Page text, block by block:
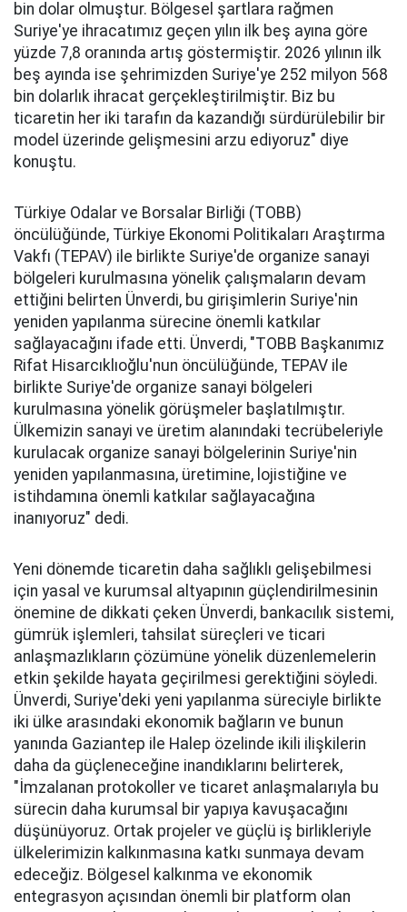
bin dolar olmuştur. Bölgesel şartlara rağmen
Suriye'ye ihracatımız geçen yılın ilk beş ayına göre
yüzde 7,8 oranında artış göstermiştir. 2026 yılının ilk
beş ayında ise şehrimizden Suriye'ye 252 milyon 568
bin dolarlık ihracat gerçekleştirilmiştir. Biz bu
ticaretin her iki tarafın da kazandığı sürdürülebilir bir
model üzerinde gelişmesini arzu ediyoruz" diye
konuştu.
Türkiye Odalar ve Borsalar Birliği (TOBB)
öncülüğünde, Türkiye Ekonomi Politikaları Araştırma
Vakfı (TEPAV) ile birlikte Suriye'de organize sanayi
bölgeleri kurulmasına yönelik çalışmaların devam
ettiğini belirten Ünverdi, bu girişimlerin Suriye'nin
yeniden yapılanma sürecine önemli katkılar
sağlayacağını ifade etti. Ünverdi, "TOBB Başkanımız
Rifat Hisarcıklıoğlu'nun öncülüğünde, TEPAV ile
birlikte Suriye'de organize sanayi bölgeleri
kurulmasına yönelik görüşmeler başlatılmıştır.
Ülkemizin sanayi ve üretim alanındaki tecrübeleriyle
kurulacak organize sanayi bölgelerinin Suriye'nin
yeniden yapılanmasına, üretimine, lojistiğine ve
istihdamına önemli katkılar sağlayacağına
inanıyoruz" dedi.
Yeni dönemde ticaretin daha sağlıklı gelişebilmesi
için yasal ve kurumsal altyapının güçlendirilmesinin
önemine de dikkati çeken Ünverdi, bankacılık sistemi,
gümrük işlemleri, tahsilat süreçleri ve ticari
anlaşmazlıkların çözümüne yönelik düzenlemelerin
etkin şekilde hayata geçirilmesi gerektiğini söyledi.
Ünverdi, Suriye'deki yeni yapılanma süreciyle birlikte
iki ülke arasındaki ekonomik bağların ve bunun
yanında Gaziantep ile Halep özelinde ikili ilişkilerin
daha da güçleneceğine inandıklarını belirterek,
"İmzalanan protokoller ve ticaret anlaşmalarıyla bu
sürecin daha kurumsal bir yapıya kavuşacağını
düşünüyoruz. Ortak projeler ve güçlü iş birlikleriyle
ülkelerimizin kalkınmasına katkı sunmaya devam
edeceğiz. Bölgesel kalkınma ve ekonomik
entegrasyon açısından önemli bir platform olan